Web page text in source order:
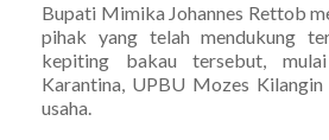
Bupati Mimika Johannes Rettob
pihak yang telah mendukung
kepiting bakau tersebut,
Karantina, UPBU Mozes
usaha.